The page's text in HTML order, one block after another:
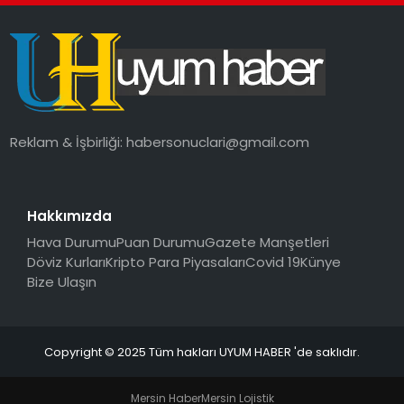
MAGAZIN
YAŞAM
Reklam & İşbirliği:habersonuclari@gmail.com
Hakkımızda
Hava DurumuPuan DurumuGazete Manşetleri
Döviz KurlarıKripto Para PiyasalarıCovid 19Künye
Bize Ulaşın
Copyright © 2025 Tüm hakları UYUM HABER 'de saklıdır.
Mersin HaberMersin Lojistik